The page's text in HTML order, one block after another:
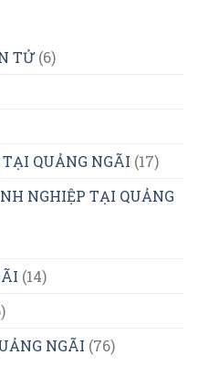
TỬ(6)
QUẢNG NGÃI (17)
NGHIỆP TẠI QUẢNG
(14)
NGÃI (76)